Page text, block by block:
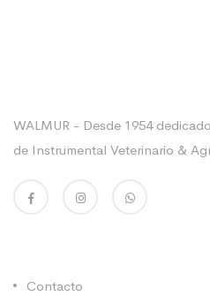
WALMUR - Desde 1954
de Instrumental Veterinario &
Contacto